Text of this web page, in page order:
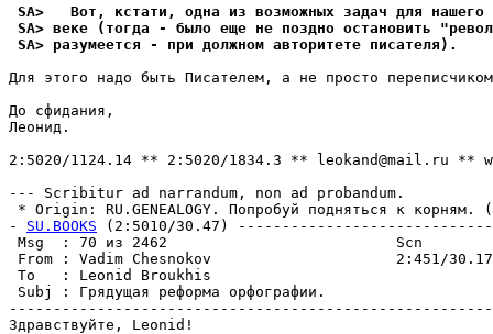
SA>   Вот, кстати, одна из возможных задач для нашего
SA> веке (тогда - было еще не поздно остановить
SA> разумеется - при должном авторитете писателя).
Для этого надо быть Писателем, а не просто
До cфидания,
Леонид.
2:5020/1124.14 ** 2:5020/1834.3 ** leokand@mail.ru **
--- Scribitur ad narrandum, non ad probandum.
* Origin: RU.GENEALOGY. Попробуй подняться к корням.
- SU.BOOKS (2:5010/30.47)
Msg  : 70 из 2462
From : Vadim Chesnokov                     2:451/
To   : Leonid Broukhis
Subj : Гpядyщая реформа
Здравствуйте, Leonid!